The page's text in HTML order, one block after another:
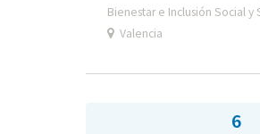
Bienestar e Inclusión Social y
Valencia
6